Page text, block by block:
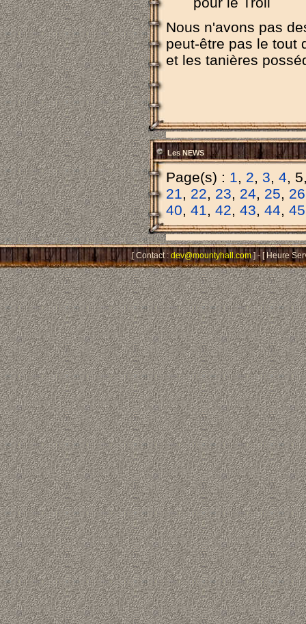
Nous n'avons pas
peut-être pas le tout
et les tanières
Les NEWS
Page(s) : 1, 2, 3, 4,
21, 22, 23, 24, 25, 26
40, 41, 42, 43, 44, 45
[ Contact :dev@mountyhall.com] - [ Heure